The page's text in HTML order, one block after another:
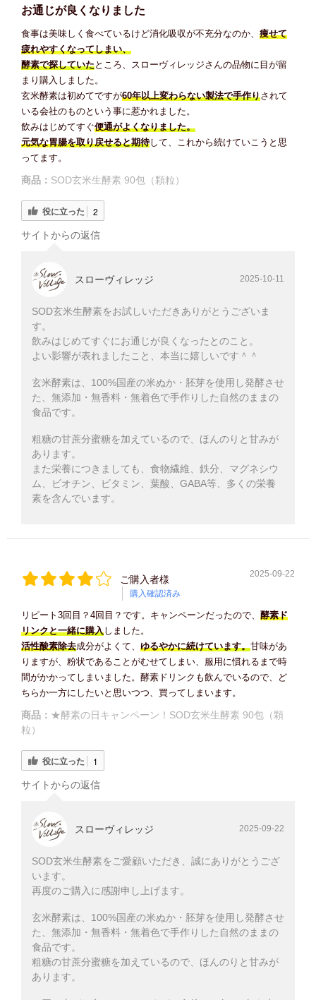
お通じが良くなりました
食事は美味しく食べているけど消化吸収が不充分なのか、 痩せて
疲れやすくなってしまい、
酵素で探していたところ、スローヴィレッジさんの品物に目が留
まり購入しました。
玄米酵素は初めてですが60年以上変わらない製法で手作りされて
いる会社のものという事に惹かれました。
飲みはじめてすぐ便通がよくなりました。
元気な胃腸を取り戻せると期待して、これから続けていこうと思
ってます。
商品： SOD玄米生酵素 90包（顆粒）
役に立った 2
サイトからの返信
スローヴィレッジ 2025-10-11
SOD玄米生酵素をお試しいただきありがとうございま
す。
飲みはじめてすぐにお通じが良くなったとのこと。
よい影響が表れましたこと、本当に嬉しいです＾＾
玄米酵素は、100%国産の米ぬか・胚芽を使用し発酵させ
た、無添加・無香料・無着色で手作りした自然のままの
食品です。
粗糖の甘蔗分蜜糖を加えているので、ほんのりと甘みが
あります。
また栄養につきましても、食物繊維、鉄分、マグネシウ
ム、ビオチン、ビタミン、葉酸、GABA等、多くの栄養
素を含んでいます。
ご購入者様
購入確認済み
2025-09-22
リピート3回目？4回目？です。キャンペーンだったので、 酵素ド
リンクと一緒に購入しました。
活性酸素除去成分がよくて、 ゆるやかに続けています。甘味があ
りますが、粉状であることがむせてしまい、服用に慣れるまで時
間がかかってしまいました。酵素ドリンクも飲んでいるので、ど
ちらか一方にしたいと思いつつ、買ってしまいます。
商品： ★酵素の日キャンペーン！SOD玄米生酵素 90包（顆
粒）
役に立った 1
サイトからの返信
スローヴィレッジ 2025-09-22
SOD玄米生酵素をご愛顧いただき、誠にありがとうござ
います。
再度のご購入に感謝申し上げます。
玄米酵素は、100%国産の米ぬか・胚芽を使用し発酵させ
た、無添加・無香料・無着色で手作りした自然のままの
食品です。
粗糖の甘蔗分蜜糖を加えているので、ほんのりと甘みが
あります。